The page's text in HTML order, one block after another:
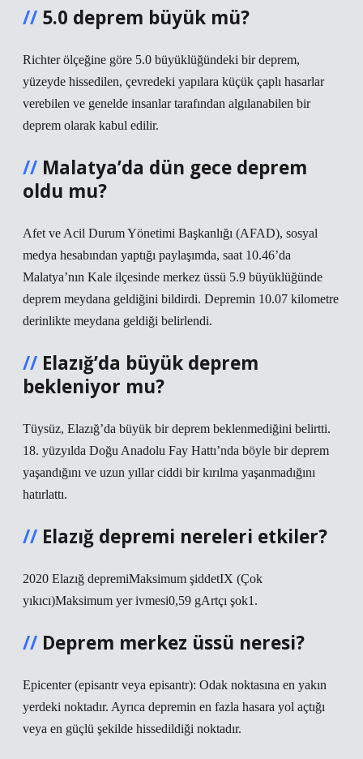
5.0 deprem büyük mü?
Richter ölçeğine göre 5.0 büyüklüğündeki bir deprem,
yüzeyde hissedilen, çevredeki yapılara küçük çaplı hasarlar
verebilen ve genelde insanlar tarafından algılanabilen bir
deprem olarak kabul edilir.
Malatya’da dün gece deprem
oldu mu?
Afet ve Acil Durum Yönetimi Başkanlığı (AFAD), sosyal
medya hesabından yaptığı paylaşımda, saat 10.46’da
Malatya’nın Kale ilçesinde merkez üssü 5.9 büyüklüğünde
deprem meydana geldiğini bildirdi. Depremin 10.07 kilometre
derinlikte meydana geldiği belirlendi.
Elazığ’da büyük deprem
bekleniyor mu?
Tüysüz, Elazığ’da büyük bir deprem beklenmediğini belirtti.
18. yüzyılda Doğu Anadolu Fay Hattı’nda böyle bir deprem
yaşandığını ve uzun yıllar ciddi bir kırılma yaşanmadığını
hatırlattı.
Elazığ depremi nereleri etkiler?
2020 Elazığ depremiMaksimum şiddetIX (Çok
yıkıcı)Maksimum yer ivmesi0,59 gArtçı şok1.
Deprem merkez üssü neresi?
Epicenter (episantr veya episantr): Odak noktasına en yakın
yerdeki noktadır. Ayrıca depremin en fazla hasara yol açtığı
veya en güçlü şekilde hissedildiği noktadır.